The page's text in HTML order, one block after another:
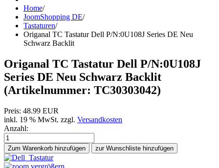
Home/
JoomShopping DE/
Tastaturen/
Origanal TC Tastatur Dell P/N:0U108J Series DE Neu
Schwarz Backlit
Origanal TC Tastatur Dell P/N:0U108J
Series DE Neu Schwarz Backlit
(Artikelnummer: TC30303042)
Preis: 48.99 EUR
inkl. 19 % MwSt. zzgl. Versandkosten
Anzahl:
Zum Warenkorb hinzufügen